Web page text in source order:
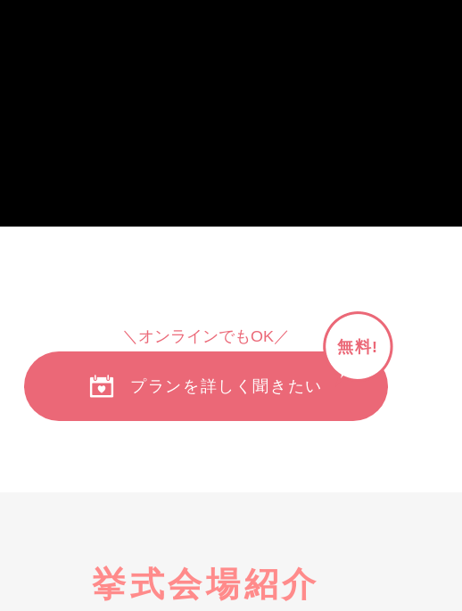
＼オンラインでもOK／
プランを詳しく聞きたい
無料!
挙式会場紹介